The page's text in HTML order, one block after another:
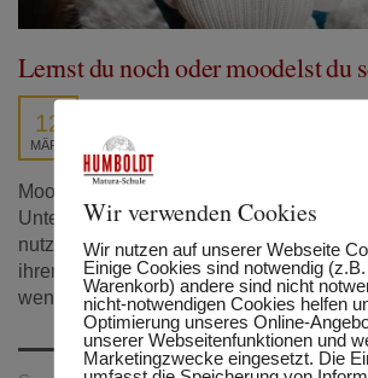
Lernst du noch oder moodelst du
12
MÄRZ
Moodle zählt weltweit zu den
Unternehmen, Verbände, Hochschulen
nutzen diese Plattform, um die
ihrem Lernprozess zu unterstützen.
wenn das Lernen von Zuhause aus
Wir verwenden Cookies
Wir nutzen auf unserer Webseite
Einige Cookies sind notwendig
Warenkorb) andere sind nicht
nicht-notwendigen Cookies helfen
Optimierung unseres Online-
unserer Webseitenfunktionen und
Marketingzwecke eingesetzt. Die